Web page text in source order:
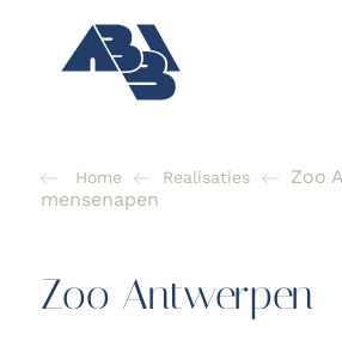
Home Realisaties
Zoo
mensenapen
Zoo Antwerpen